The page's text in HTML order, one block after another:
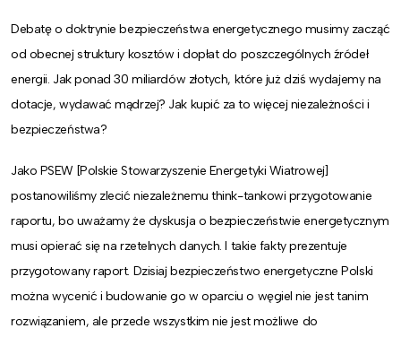
Debatę o doktrynie bezpieczeństwa energetycznego musimy zacząć
od obecnej struktury kosztów i dopłat do poszczególnych źródeł
energii. Jak ponad 30 miliardów złotych, które już dziś wydajemy na
dotacje, wydawać mądrzej? Jak kupić za to więcej niezależności i
bezpieczeństwa?
Jako PSEW [Polskie Stowarzyszenie Energetyki Wiatrowej]
postanowiliśmy zlecić niezależnemu think-tankowi przygotowanie
raportu, bo uważamy że dyskusja o bezpieczeństwie energetycznym
musi opierać się na rzetelnych danych. I takie fakty prezentuje
przygotowany raport. Dzisiaj bezpieczeństwo energetyczne Polski
można wycenić i budowanie go w oparciu o węgiel nie jest tanim
rozwiązaniem, ale przede wszystkim nie jest możliwe do